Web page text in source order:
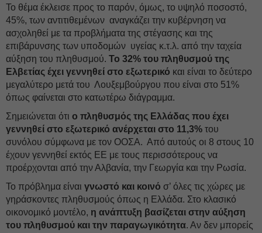
Το θέμα έκλεισε προς το παρόν, όμως, το υψηλό ποσοστό,
45%, των αντιτιθεμένων αναγκάζει την κυβέρνηση να
ασχοληθεί με τα προβλήματα της στέγασης και της
επιβάρυνσης των υποδομών υγείας κ.τ.λ. από την ταχεία
αύξηση του πληθυσμού. Το 32% του πληθυσμού της
Ελβετίας έχει γεννηθεί στο εξωτερικό και είναι το δεύτερο
μεγαλύτερο μετά του Λουξεμβούργου που είναι στο 51%
όπως φαίνεται στο κατωτέρω διάγραμμα.
Σημειώνεται ότι ο πληθυσμός της Ελλάδας που έχει
γεννηθεί στο εξωτερικό ανέρχεται στο 11,3% του
συνόλου σύμφωνα με τον ΟΟΣΑ. Από αυτούς οι 8 στους 10
έχουν γεννηθεί εκτός ΕΕ με τους περισσότερους να
προέρχονται από την Αλβανία, την Γεωργία και την Ρωσία.
Το πρόβλημα είναι γνωστό και κοινό σ’ όλες τις χώρες με
γηράσκοντες πληθυσμούς όπως η Ελλάδα. Στο κλασικό
οικονομικό μοντέλο, η ανάπτυξη βασίζεται στην αύξηση
του πληθυσμού και την παραγωγικότητα. Αν δεν μπορείς